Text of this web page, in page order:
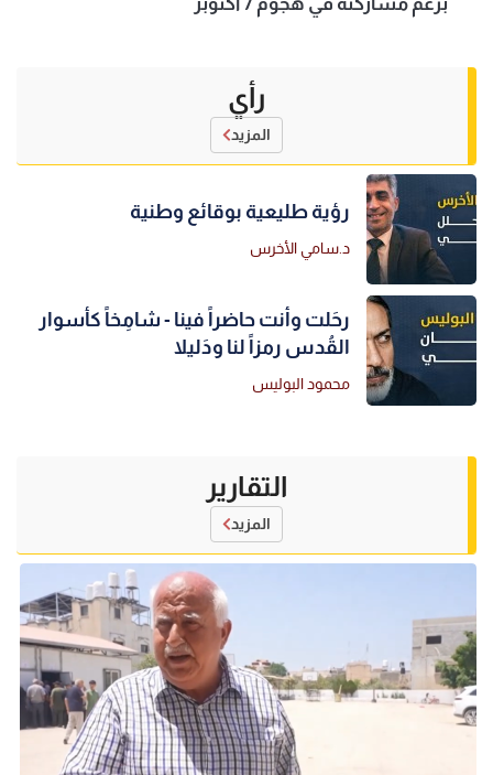
بزعم مشاركته في هجوم 7 أكتوبر
رأي
المزيد
رؤية طليعية بوقائع وطنية
د.سامي الأخرس
رحَلت وأنت حاضراً فينا - شامِخاً كأسوار
القُدس رمزاً لنا ودَليلا
محمود البوليس
التقارير
المزيد